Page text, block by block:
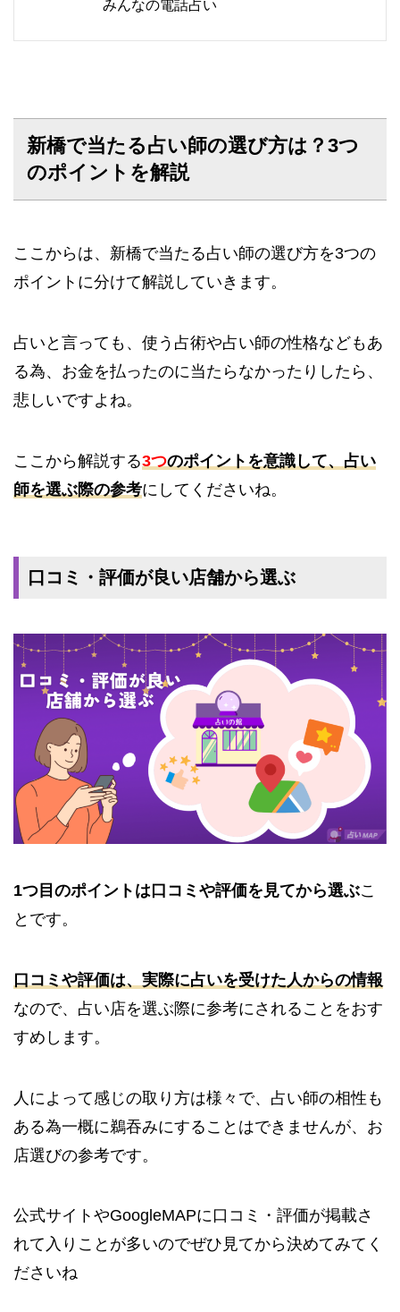
みんなの電話占い
新橋で当たる占い師の選び方は？3つ
のポイントを解説
ここからは、新橋で当たる占い師の選び方を3つの
ポイントに分けて解説していきます。
占いと言っても、使う占術や占い師の性格などもあ
る為、お金を払ったのに当たらなかったりしたら、
悲しいですよね。
ここから解説する3つのポイントを意識して、占い
師を選ぶ際の参考にしてくださいね。
口コミ・評価が良い店舗から選ぶ
1つ目のポイントは口コミや評価を見てから選ぶこ
とです。
口コミや評価は、実際に占いを受けた人からの情報
なので、占い店を選ぶ際に参考にされることをおす
すめします。
人によって感じの取り方は様々で、占い師の相性も
ある為一概に鵜吞みにすることはできませんが、お
店選びの参考です。
公式サイトやGoogleMAPに口コミ・評価が掲載さ
れて入りことが多いのでぜひ見てから決めてみてく
ださいね